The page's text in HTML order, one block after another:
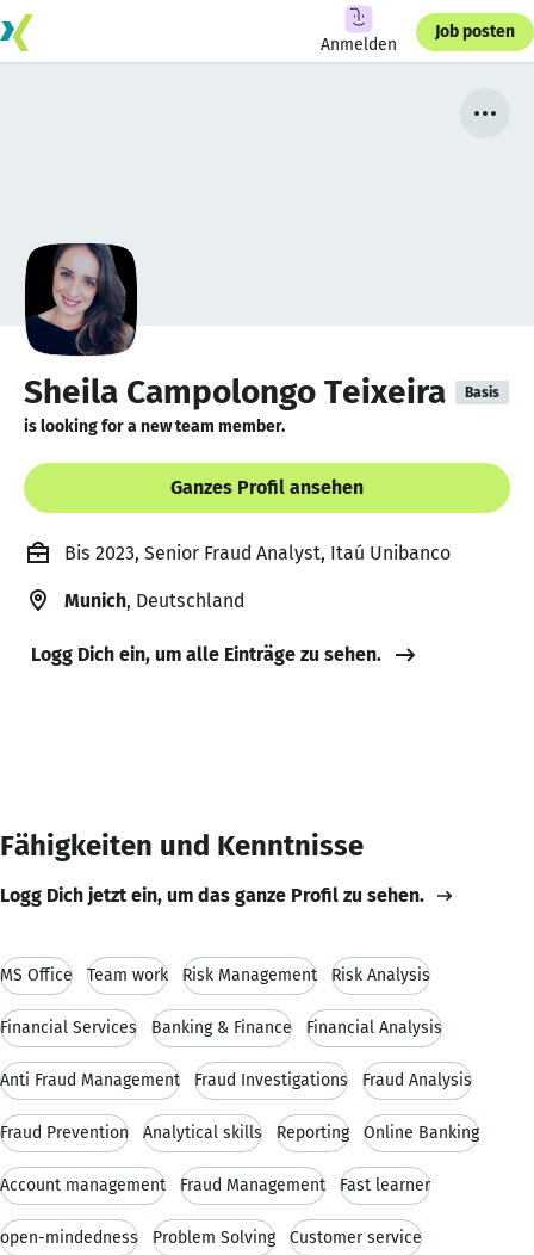
Anmelden
Job posten
Sheila Campolongo Teixeira Basis
is looking for a new team member.
Ganzes Profil ansehen
Bis 2023, Senior Fraud Analyst, Itaú Unibanco
Munich, Deutschland
Logg Dich ein, um alle Einträge zu sehen.
Fähigkeiten und Kenntnisse
Logg Dich jetzt ein, um das ganze Profil zu sehen.
MS Office Team work Risk Management Risk Analysis
Financial Services Banking & Finance Financial Analysis
Anti Fraud Management Fraud Investigations Fraud Analysis
Fraud Prevention Analytical skills Reporting Online Banking
Account management Fraud Management Fast learner
open-mindedness Problem Solving Customer service